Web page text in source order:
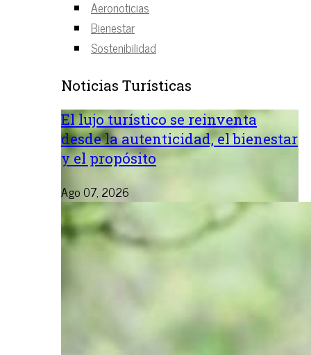
Aeronoticias
Bienestar
Sostenibilidad
Noticias Turísticas
El lujo turístico se reinventa
desde la autenticidad, el bienestar
y el propósito
Ago 07, 2026